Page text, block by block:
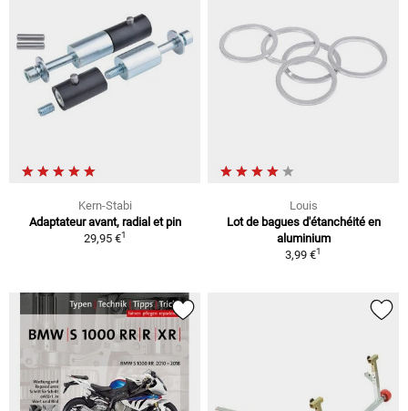
Kern-Stabi
Adaptateur avant, radial et pin
29,95 €1
Louis
Lot de bagues d'étanchéité en
aluminium
3,99 €1